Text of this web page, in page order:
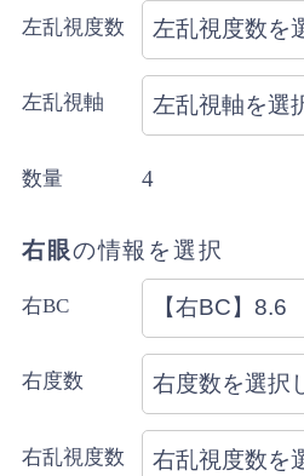
左乱視度数
左乱視軸
数量 4
右眼の情報を選択
右BC
右度数
右乱視度数